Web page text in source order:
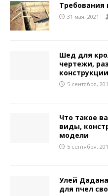
Требования
31 мая, 2021
Шед для
чертежи,
конструкции
5 сентября,
Что такое
виды,
модели
5 сентября,
Улей
для пчел